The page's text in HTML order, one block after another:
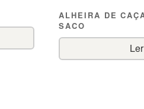
ALHEIRA DE
SACO